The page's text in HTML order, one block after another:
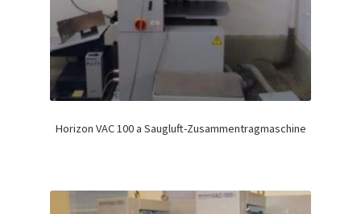
Horizon VAC 100 a Saugluft-Zusammentragmaschine